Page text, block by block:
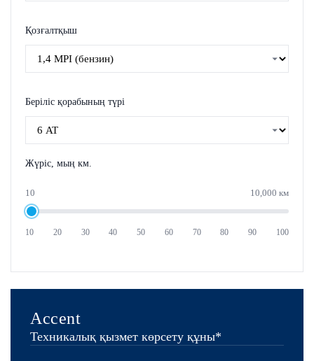
Қозғалтқыш
Беріліс қорабының түрі
Жүріс, мың км.
10 10,000 км
10 20 30 40 50 60 70 80 90 100
Accent
Техникалық қызмет көрсету құны*